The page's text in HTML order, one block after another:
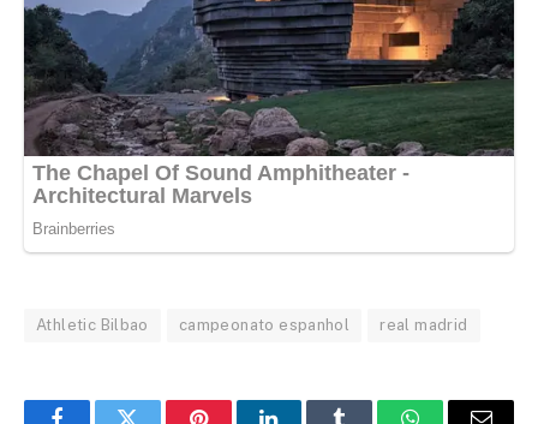
Athletic Bilbao campeonato espanhol real madrid